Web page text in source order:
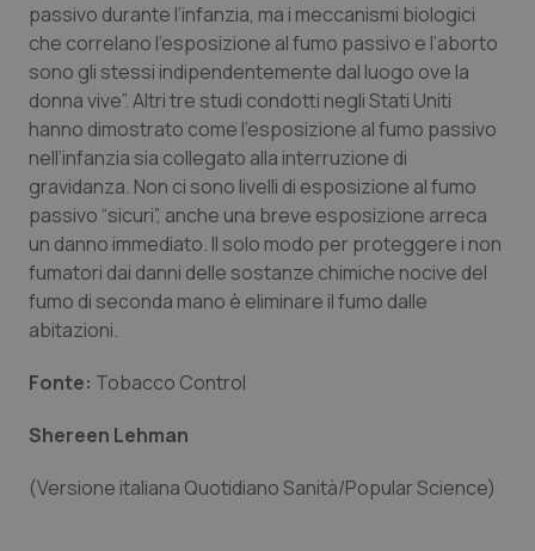
Valle D’Aosta
Veneto
Oncodermatologia
Oncoematologia
Oncologia & Nutrizione
Psoriasi & pelle
Quotidiano Cardiologia
Quotidiano Chirurgia
Quotidiano Oncologia
passivo durante l’infanzia, ma i meccanismi biologici
che correlano l’esposizione al fumo passivo e l’aborto
sono gli stessi indipendentemente dal luogo ove la
donna vive”. Altri tre studi condotti negli Stati Uniti
hanno dimostrato come l’esposizione al fumo passivo
nell’infanzia sia collegato alla interruzione di
gravidanza. Non ci sono livelli di esposizione al fumo
passivo “sicuri”, anche una breve esposizione arreca
un danno immediato. Il solo modo per proteggere i non
fumatori dai danni delle sostanze chimiche nocive del
fumo di seconda mano è eliminare il fumo dalle
abitazioni.
Fonte: Tobacco Control
Shereen Lehman
(Versione italiana Quotidiano Sanità/Popular Science)